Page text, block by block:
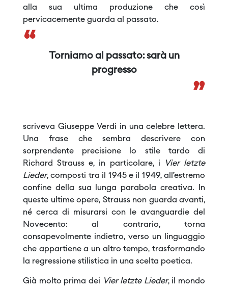
alla sua ultima produzione che così
pervicacemente guarda al passato.
“
Torniamo al passato: sarà un
progresso
”
scriveva Giuseppe Verdi in una celebre lettera.
Una frase che sembra descrivere con
sorprendente precisione lo stile tardo di
Richard Strauss e, in particolare, i Vier letzte
Lieder, composti tra il 1945 e il 1949, all’estremo
confine della sua lunga parabola creativa. In
queste ultime opere, Strauss non guarda avanti,
né cerca di misurarsi con le avanguardie del
Novecento: al contrario, torna
consapevolmente indietro, verso un linguaggio
che appartiene a un altro tempo, trasformando
la regressione stilistica in una scelta poetica.
Già molto prima dei Vier letzte Lieder, il mondo